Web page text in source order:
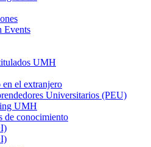
Events
UMH
el extranjero
Universitarios (PEU)
UMH
de conocimiento